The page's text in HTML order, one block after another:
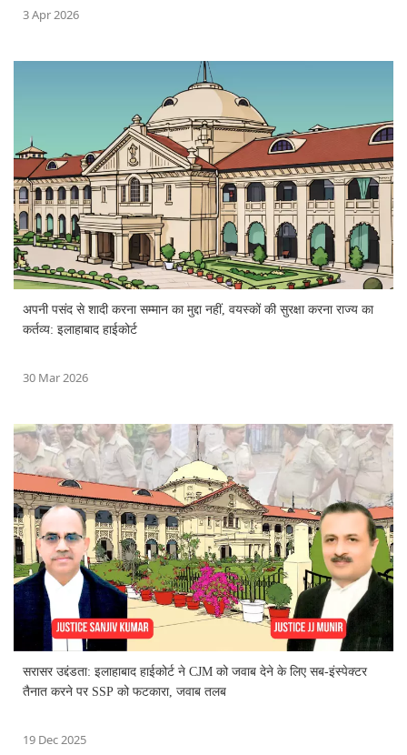
3 Apr 2026
अपनी पसंद से शादी करना सम्मान का मुद्दा नहीं, वयस्कों की सुरक्षा करना राज्य का
कर्तव्य: इलाहाबाद हाईकोर्ट
30 Mar 2026
सरासर उद्दंडता: इलाहाबाद हाईकोर्ट ने CJM को जवाब देने के लिए सब-इंस्पेक्टर
तैनात करने पर SSP को फटकारा, जवाब तलब
19 Dec 2025